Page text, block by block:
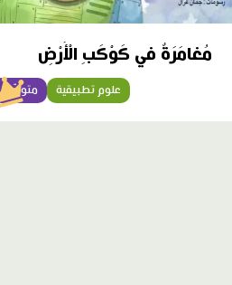
مُغامَرَةٌ في كَوْكَبِ الْأَرْضِ
متوسّط علوم تطبيقية